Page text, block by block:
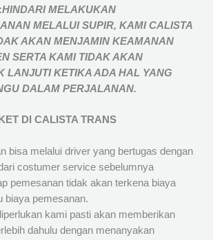
HINDARI MELAKUKAN
MELALUI SUPIR, KAMICALISTA
AKAN MENJAMINKEAMANAN
SERTA KAMI TIDAK AKAN
LANJUTI KETIKA ADA HAL YANG
DALAM PERJALANAN.
DI CALISTA TRANS
bisa melalui driver yang bertugas dengan
costumer service sebelumnya
pemesanan tidak akan terkena biaya
biaya pemesanan.
kami pasti akan memberikan
dahulu dengan menanyakan